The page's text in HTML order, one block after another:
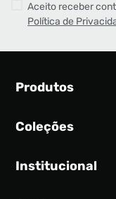
Aceito receber
Política de
Produtos
Calendário SNEAKER
Tênis
Coleções
Air Jordan 1
Institucional